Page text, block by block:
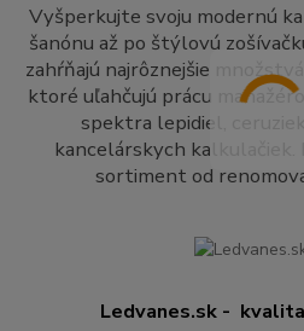
Vyšperkujte svoju modernú
šanónu až po štýlovú
zahŕňajú najrôznejšie
ktoré uľahčujú prácu
spektra lepidiel,
kancelárskych kalkulačiek.
sortiment od
Ledvanes.sk -